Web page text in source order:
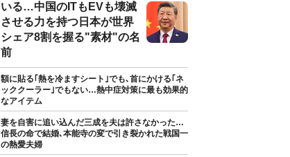
いる…中国のITもEVも壊滅
させる力を持つ日本が世界
シェア8割を握る"素材"の名
前
額に貼る｢熱を冷ますシート｣でも､首にかける｢ネ
ッククーラー｣でもない…熱中症対策に最も効果的
なアイテム
妻を自害に追い込んだ三成を夫は許さなかった…
信長の命で結婚､本能寺の変で引き裂かれた戦国一
の熱愛夫婦